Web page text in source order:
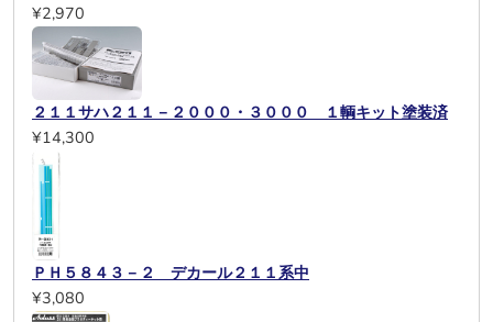
¥2,970
２１１サハ２１１－２０００・３０００ １輌キット塗装済
¥14,300
ＰＨ５８４３－２ デカール２１１系中
¥3,080